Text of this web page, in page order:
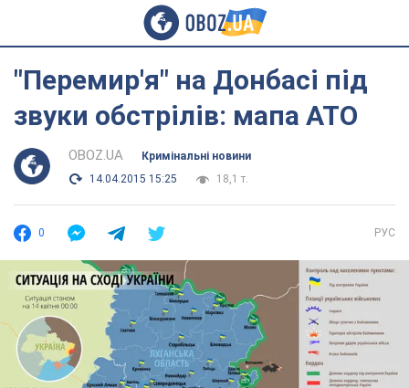
"Перемир'я" на Донбасі під
звуки обстрілів: мапа АТО
OBOZ.UA
Кримінальні новини
14.04.2015 15:25
18,1 т.
0 РУС